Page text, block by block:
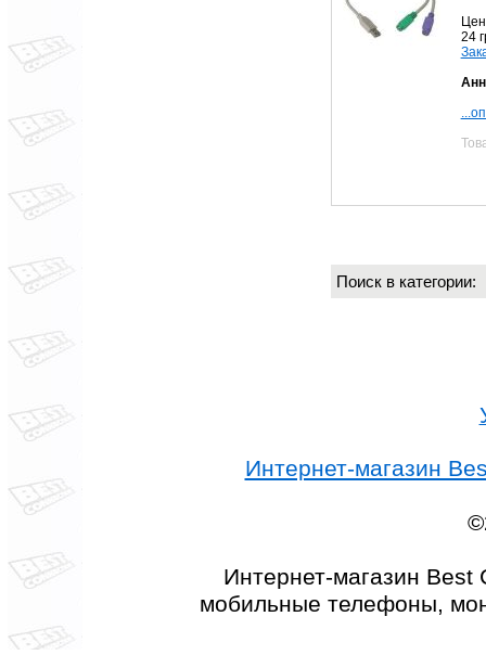
24
Поиск в
Интернет-магазин
Интернет-магазин Best
мобильные телефоны,